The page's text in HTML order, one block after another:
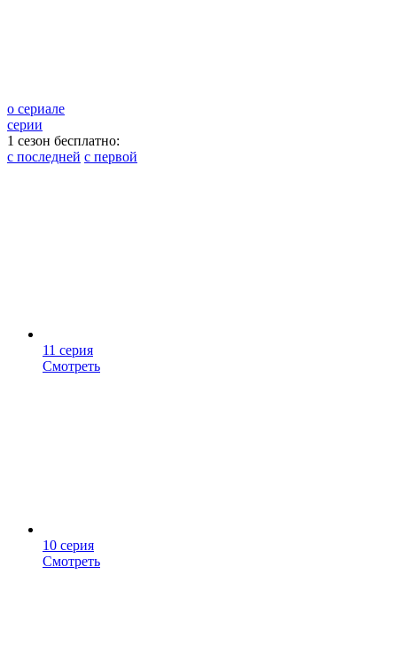
о сериале
серии
1 сезон бесплатно:
с последней с первой
11 серия
Смотреть
10 серия
Смотреть